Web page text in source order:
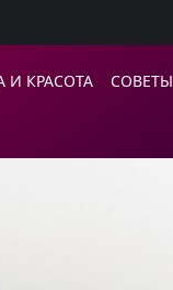
И КРАСОТА СОВЕТЫ